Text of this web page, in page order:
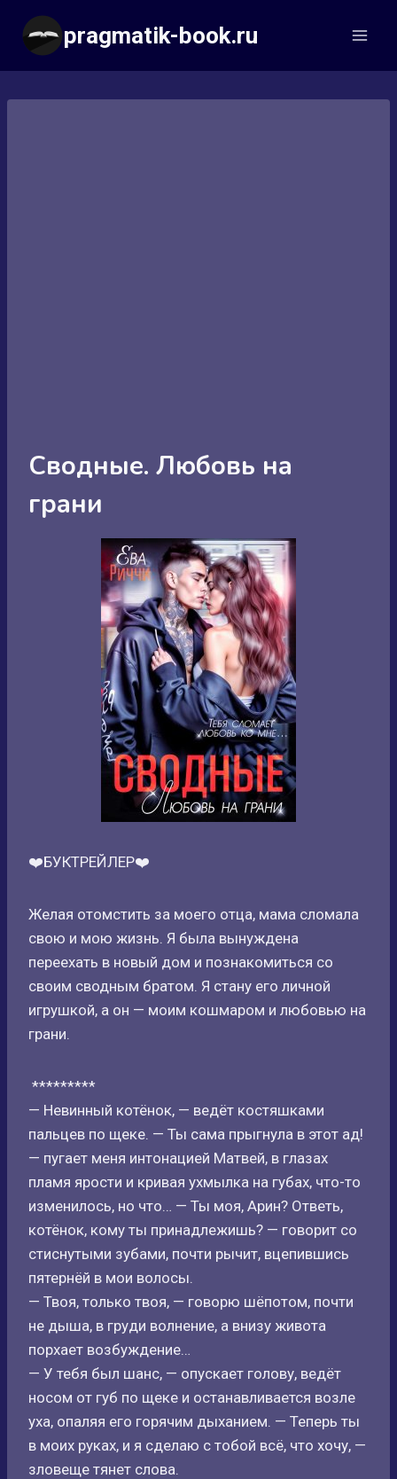
Перейти
содержимому
pragmatik-book.ru
Сводные. Любовь на
грани
❤️БУКТРЕЙЛЕР❤️
Желая отомстить за моего отца, мама сломала
свою и мою жизнь. Я была вынуждена
переехать в новый дом и познакомиться со
своим сводным братом. Я стану его личной
игрушкой, а он — моим кошмаром и любовью на
грани.
*********
— Невинный котёнок, — ведёт костяшками
пальцев по щеке. — Ты сама прыгнула в этот ад!
— пугает меня интонацией Матвей, в глазах
пламя ярости и кривая ухмылка на губах, что-то
изменилось, но что… — Ты моя, Арин? Ответь,
котёнок, кому ты принадлежишь? — говорит со
стиснутыми зубами, почти рычит, вцепившись
пятернёй в мои волосы.
— Твоя, только твоя, — говорю шёпотом, почти
не дыша, в груди волнение, а внизу живота
порхает возбуждение…
— У тебя был шанс, — опускает голову, ведёт
носом от губ по щеке и останавливается возле
уха, опаляя его горячим дыханием. — Теперь ты
в моих руках, и я сделаю с тобой всё, что хочу, —
зловеще тянет слова.